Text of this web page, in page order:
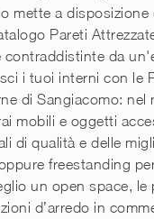
mette a disposizione
Pareti
contraddistinte da
i tuoi interni con le
di Sangiacomo: nel
mobili e oggetti
di qualità e delle
freestanding
un open space, le
d’arredo in